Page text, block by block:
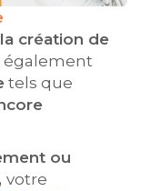
la création de
également
tels que
ou
votre